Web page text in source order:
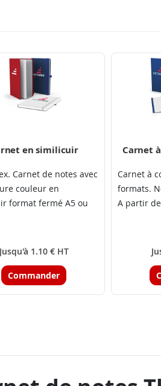
en similicuir
Carnet de notes avec
couleur en
format fermé A5 ou
Jusqu'à 1.10 € HT
Commander
Carnet
Carnet à
formats.
A partir